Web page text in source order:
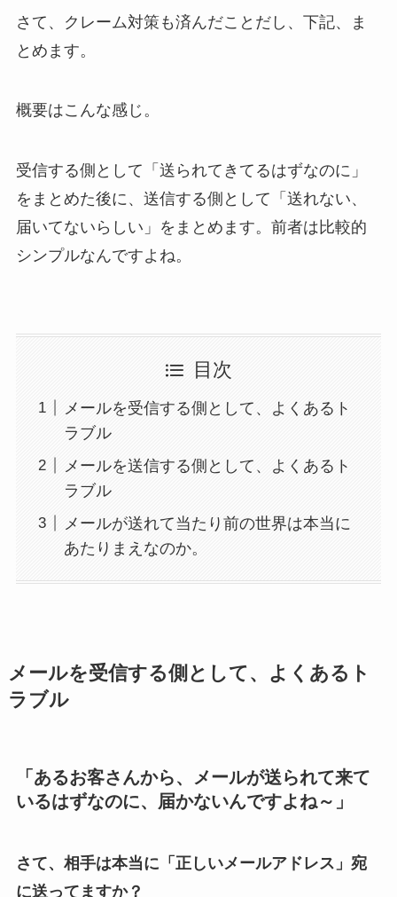
さて、クレーム対策も済んだことだし、下記、ま
とめます。
概要はこんな感じ。
受信する側として「送られてきてるはずなのに」
をまとめた後に、送信する側として「送れない、
届いてないらしい」をまとめます。前者は比較的
シンプルなんですよね。
目次
メールを受信する側として、よくあるト
ラブル
メールを送信する側として、よくあるト
ラブル
メールが送れて当たり前の世界は本当に
あたりまえなのか。
メールを受信する側として、よくあるト
ラブル
「あるお客さんから、メールが送られて来て
いるはずなのに、届かないんですよね～」
さて、相手は本当に「正しいメールアドレス」宛
に送ってますか？